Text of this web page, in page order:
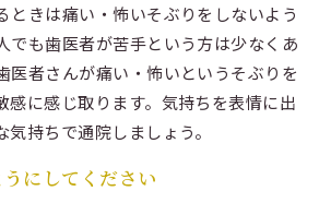
ときは痛い・怖いそぶりをしないよう
でも歯医者が苦手という方は少なくあ
医者さんが痛い・怖いというそぶりを
感に感じ取ります。気持ちを表情に出
持ちで通院しましょう。
にしてください